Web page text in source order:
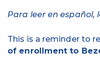
Para leer en español,
This is a reminder to
of enrollment to